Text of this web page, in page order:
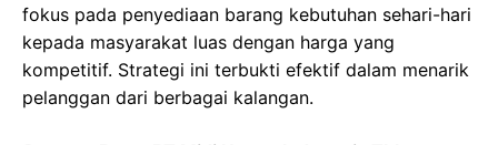
fokus pada penyediaan barang kebutuhan sehari-hari
kepada masyarakat luas dengan harga yang
kompetitif. Strategi ini terbukti efektif dalam menarik
pelanggan dari berbagai kalangan.